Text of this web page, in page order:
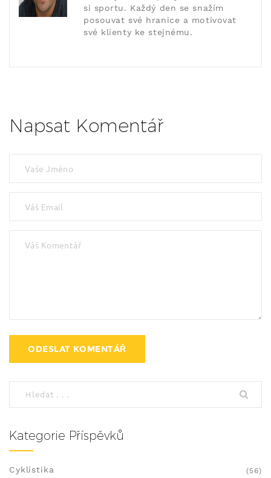
si sportu. Každý den se snažím
posouvat své hranice a motivovat
své klienty ke stejnému.
Napsat Komentář
Kategorie Příspěvků
Cyklistika (56)